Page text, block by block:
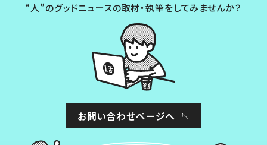
“人”のグッドニュースの取材・執筆をしてみませんか？
お問い合わせページへ